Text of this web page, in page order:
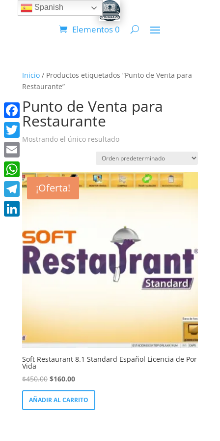
Elementos 0
Inicio/ Productos etiquetados “Punto de Venta para
Restaurante”
Punto de Venta para
Restaurante
Mostrando el único resultado
¡Oferta!
Soft Restaurant 8.1 Standard Español Licencia de Por
Vida
$450.00 El
precio
original
era:
$160.00El
precio
actual
es:
AÑADIR AL CARRITO
Facebook
Twitter
Email
WhatsApp
Telegram
Spanish